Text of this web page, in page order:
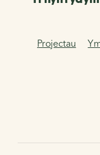
Projectau